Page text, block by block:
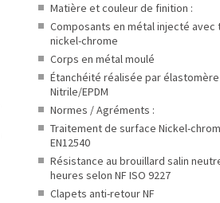
Matière et couleur de finition :
Composants en métal injecté
nickel-chrome
Corps en métal moulé
Étanchéité réalisée par élastomère
Nitrile/EPDM
Normes / Agréments :
Traitement de surface Nickel-
EN12540
Résistance au brouillard salin
heures selon NF ISO 9227
Clapets anti-retour NF